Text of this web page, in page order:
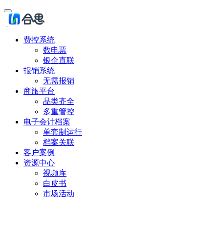
费控系统
数电票
银企直联
报销系统
无需报销
商旅平台
品类齐全
多重管控
电子会计档案
单套制运行
档案关联
客户案例
资源中心
视频库
白皮书
市场活动